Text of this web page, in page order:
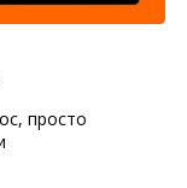
просто